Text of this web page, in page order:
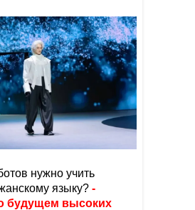
нужно учить
языку? -
будущем высоких